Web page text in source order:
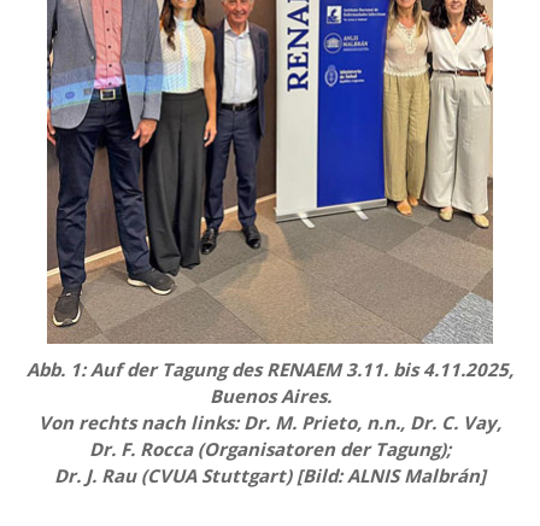
Abb. 1: Auf der Tagung des RENAEM 3.11. bis 4.11.2025,
Buenos Aires.
Von rechts nach links: Dr. M. Prieto, n.n., Dr. C. Vay,
Dr. F. Rocca(Organisatoren der Tagung);
Dr. J. Rau (CVUA Stuttgart) [Bild: ALNISMalbrán]